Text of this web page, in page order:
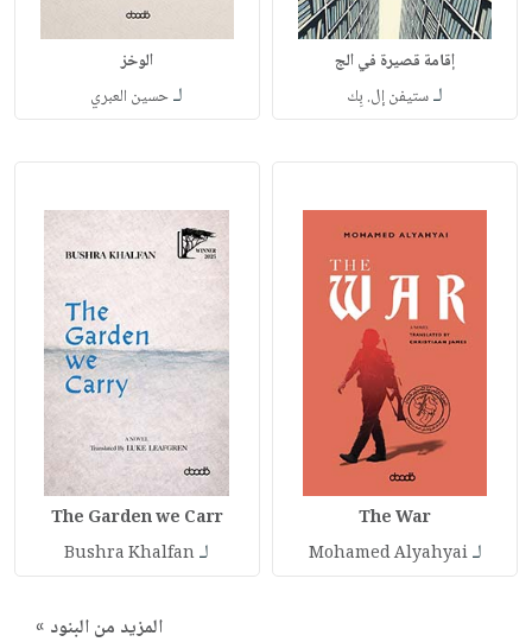
إقامة قصيرة في الج
لـستيفن إل. بِك
الوخز
لـحسين العبري
The War
لـMohamed Alyahyai
The Garden we Carr
لـBushra Khalfan
المزيد من البنود »